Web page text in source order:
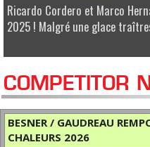
Ricardo Cordero et Marco
2025 ! Malgré une glace
COMPETITOR
BESNER / GAUDREAU
CHALEURS 2026